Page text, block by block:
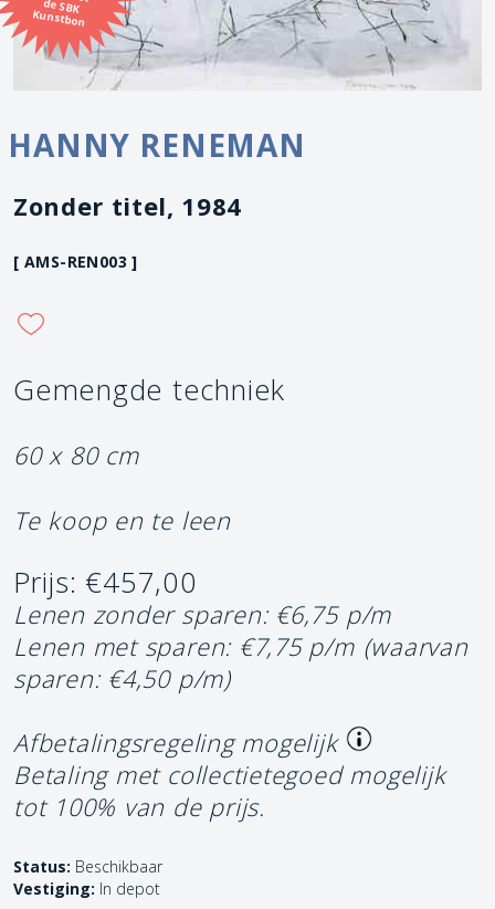
Kunstbon
HANNY RENEMAN
Zonder titel, 1984
[ AMS-REN003 ]
Gemengde techniek
60 x 80 cm
Te koop en te leen
Prijs: €457,00
Lenen zonder sparen: €6,75 p/m
Lenen met sparen: €7,75 p/m (waarvan
sparen: €4,50 p/m)
Afbetalingsregeling mogelijk
Betaling met collectietegoed mogelijk
tot 100% van de prijs.
Status: Beschikbaar
Vestiging: In depot